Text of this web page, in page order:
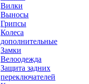
Вилки
Выносы
Грипсы
Колеса
дополнительные
Замки
Велоодежда
Защита задних
переключателей